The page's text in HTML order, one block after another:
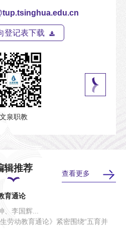
登记表下载
文泉职教
辑推荐 查看更多
育通论
、李国辉...
动教育通论》紧密围绕“五育并